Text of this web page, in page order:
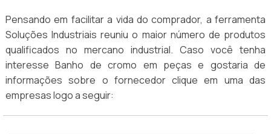
Pensando em facilitar a vida do comprador, a ferramenta
Soluções Industriais reuniu o maior número de produtos
qualificados no mercano industrial. Caso você tenha
interesse Banho de cromo em peças e gostaria de
informações sobre o fornecedor clique em uma das
empresas logo a seguir: